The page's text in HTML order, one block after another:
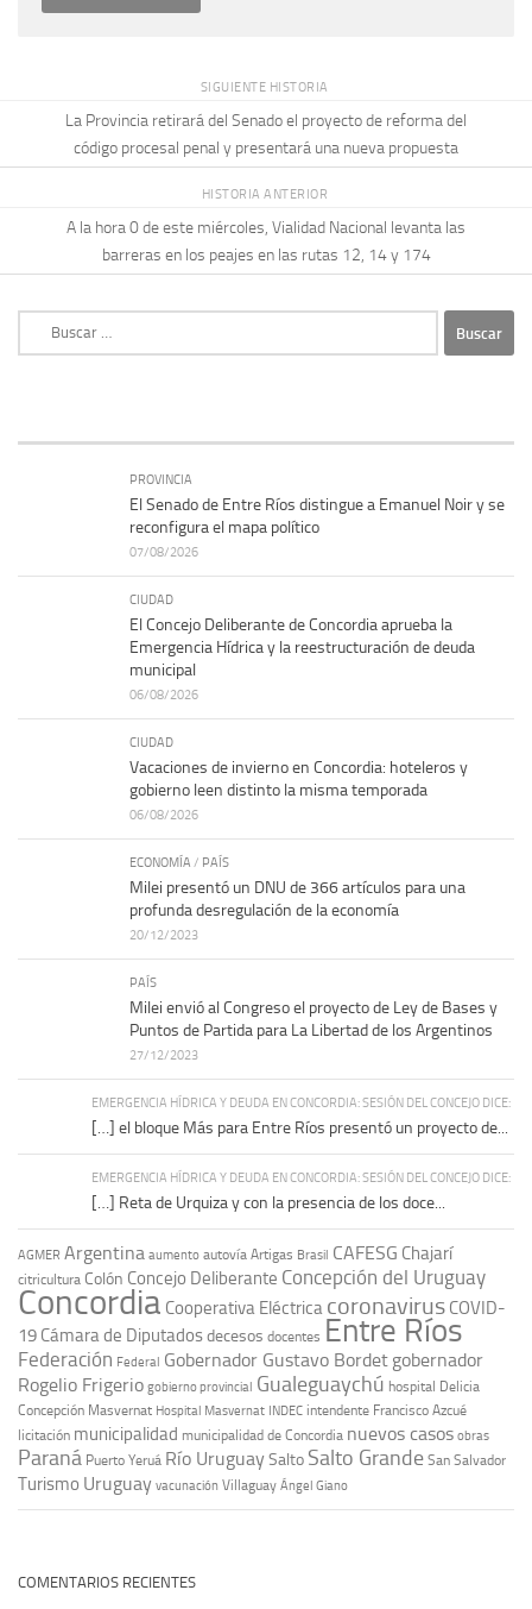
SIGUIENTE HISTORIA
La Provincia retirará del Senado el proyecto de reforma del
código procesal penal y presentará una nueva propuesta
HISTORIA ANTERIOR
A la hora 0 de este miércoles, Vialidad Nacional levanta las
barreras en los peajes en las rutas 12, 14 y 174
Buscar:
PROVINCIA
El Senado de Entre Ríos distingue a Emanuel Noir y se
reconfigura el mapa político
07/08/2026
CIUDAD
El Concejo Deliberante de Concordia aprueba la
Emergencia Hídrica y la reestructuración de deuda
municipal
06/08/2026
CIUDAD
Vacaciones de invierno en Concordia: hoteleros y
gobierno leen distinto la misma temporada
06/08/2026
ECONOMÍA / PAÍS
Milei presentó un DNU de 366 artículos para una
profunda desregulación de la economía
20/12/2023
PAÍS
Milei envió al Congreso el proyecto de Ley de Bases y
Puntos de Partida para La Libertad de los Argentinos
27/12/2023
EMERGENCIA HÍDRICA Y DEUDA EN CONCORDIA: SESIÓN DEL CONCEJO DICE:
[…] el bloque Más para Entre Ríos presentó un proyecto de...
EMERGENCIA HÍDRICA Y DEUDA EN CONCORDIA: SESIÓN DEL CONCEJO DICE:
[…] Reta de Urquiza y con la presencia de los doce...
AGMER Argentina aumento autovía Artigas Brasil CAFESG Chajarí
citricultura Colón Concejo Deliberante Concepción del Uruguay
Concordia Cooperativa Eléctrica coronavirus COVID-
19 Cámara de Diputadosdecesos docentes Entre Ríos
Federación Federal Gobernador Gustavo Bordet gobernador
Rogelio Frigerio gobierno provincial Gualeguaychú hospital Delicia
Concepción Masvernat Hospital Masvernat INDEC intendente Francisco Azcué
licitación municipalidad municipalidad de Concordia nuevos casos obras
Paraná Puerto Yeruá Río UruguaySalto Salto Grande San Salvador
Turismo Uruguay vacunación Villaguay Ángel Giano
COMENTARIOS RECIENTES